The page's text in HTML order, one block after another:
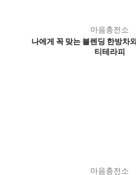
마음충전소
나에게 꼭 맞는 블렌딩 한방차
티테라피
마음충전소